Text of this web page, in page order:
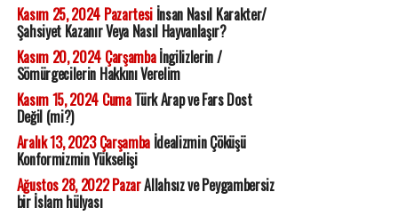
Kasım 25, 2024 Pazartesiİnsan Nasıl Karakter/
Şahsiyet Kazanır Veya Nasıl Hayvanlaşır?
Kasım 20, 2024 Çarşambaİngilizlerin /
Sömürgecilerin Hakkını Verelim
Kasım 15, 2024 CumaTürk Arap ve Fars Dost
Değil (mi?)
Aralık 13, 2023 Çarşambaİdealizmin Çöküşü
Konformizmin Yükselişi
Ağustos 28, 2022 PazarAllahsız ve Peygambersiz
bir İslam hülyası